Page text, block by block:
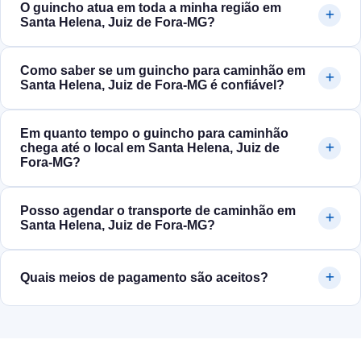
O guincho atua em toda a minha região em
Santa Helena, Juiz de Fora‑MG?
Como saber se um guincho para caminhão em
Santa Helena, Juiz de Fora‑MG é confiável?
Em quanto tempo o guincho para caminhão
chega até o local em Santa Helena, Juiz de
Fora‑MG?
Posso agendar o transporte de caminhão em
Santa Helena, Juiz de Fora‑MG?
Quais meios de pagamento são aceitos?